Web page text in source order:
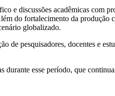
discussões acadêmicas com
do fortalecimento da
globalizado.
de pesquisadores, docentes e
esse período, que